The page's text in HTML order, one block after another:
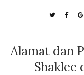
Alamat dan
Shaklee